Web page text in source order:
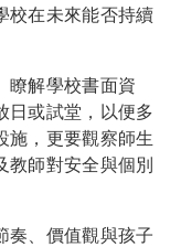
校在未來能否持續
瞭解學校書面資
日或試堂，以便多
施，更要觀察師生
教師對安全與個別
奏、價值觀與孩子